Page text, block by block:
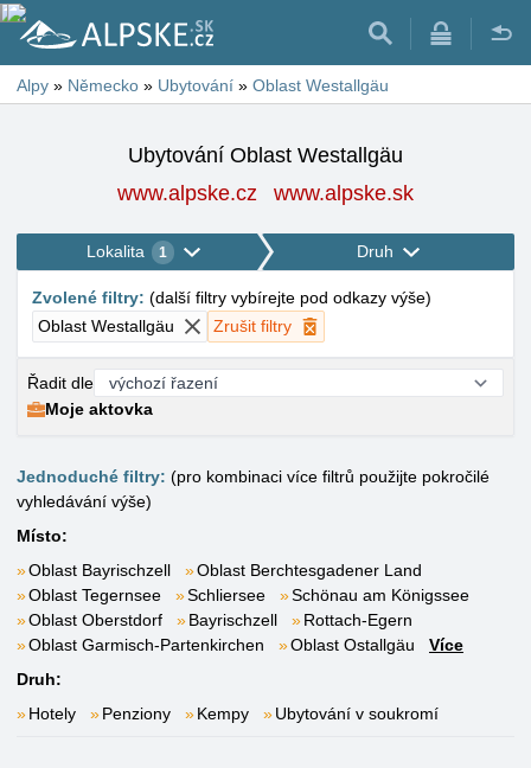
Alpy » Německo » Ubytování » Oblast Westallgäu
Ubytování Oblast Westallgäu
www.alpske.cz
www.alpske.sk
Lokalita 1 Druh
Zvolené filtry: (další filtry vybírejte pod odkazy výše)
Oblast Westallgäu
Zrušit filtry
Řadit dle
Moje aktovka
Jednoduché filtry: (pro kombinaci více filtrů použijte pokročilé
vyhledávání výše)
Místo:
Oblast Bayrischzell
Oblast Berchtesgadener Land
Oblast Tegernsee
Schliersee
Schönau am Königssee
Oblast Oberstdorf
Bayrischzell
Rottach-Egern
Oblast Garmisch-Partenkirchen
Oblast Ostallgäu
Více
Druh:
Hotely
Penziony Kempy Ubytování v soukromí